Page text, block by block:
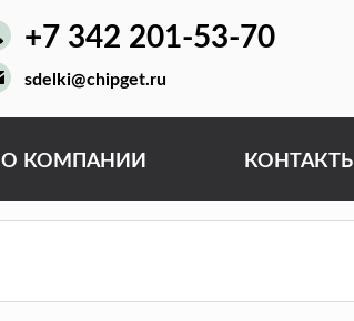
+7 342 201-53-70
sdelki@chipget.ru
О КОМПАНИИ КОНТАКТЫ